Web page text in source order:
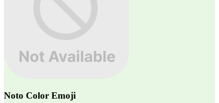
Noto Color Emoji